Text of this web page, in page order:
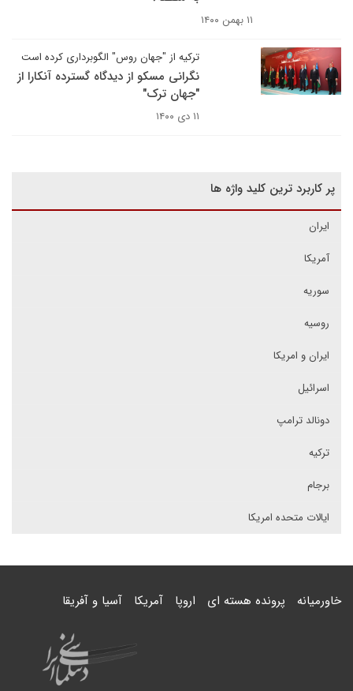
۱۱ بهمن ۱۴۰۰
ترکیه از "جهان روس" الگوبرداری کرده است
نگرانی مسکو از دیدگاه گسترده آنکارا از
"جهان ترک"
۱۱ دی ۱۴۰۰
پر کاربرد ترین کلید واژه ها
ایران
آمریکا
سوریه
روسیه
ایران و امریکا
اسرائیل
دونالد ترامپ
ترکیه
برجام
ایالات متحده امریکا
خاورمیانه پرونده هسته ای اروپا آمریکا آسیا و آفریقا